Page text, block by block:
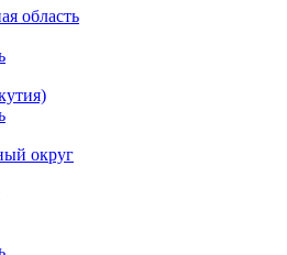
область
округ